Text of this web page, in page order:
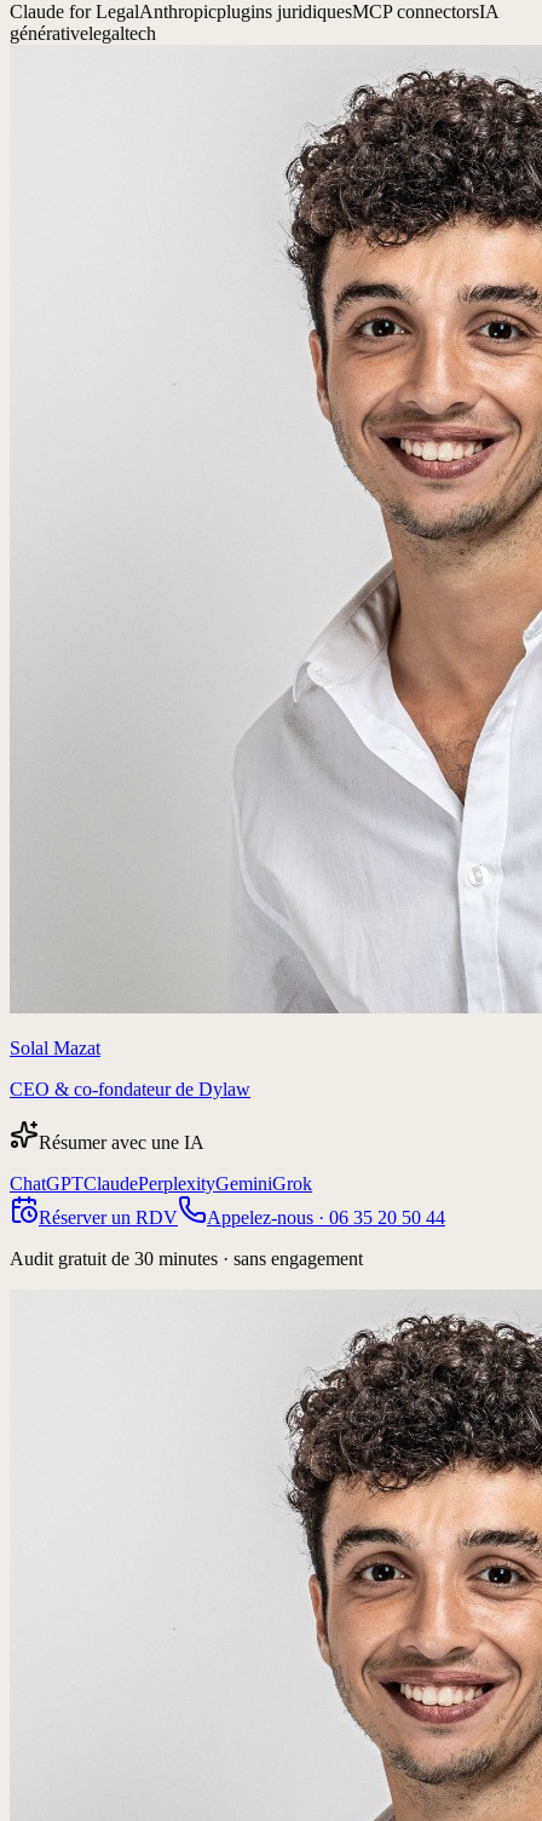
Claude for LegalAnthropicplugins juridiquesMCP connectorsIA
générativelegaltech
Solal Mazat
CEO & co-fondateur de Dylaw
Résumer avec une IA
ChatGPTClaudePerplexityGeminiGrok
Réserver un RDV
Appelez-nous · 06 35 20 50 44
Audit gratuit de 30 minutes · sans engagement